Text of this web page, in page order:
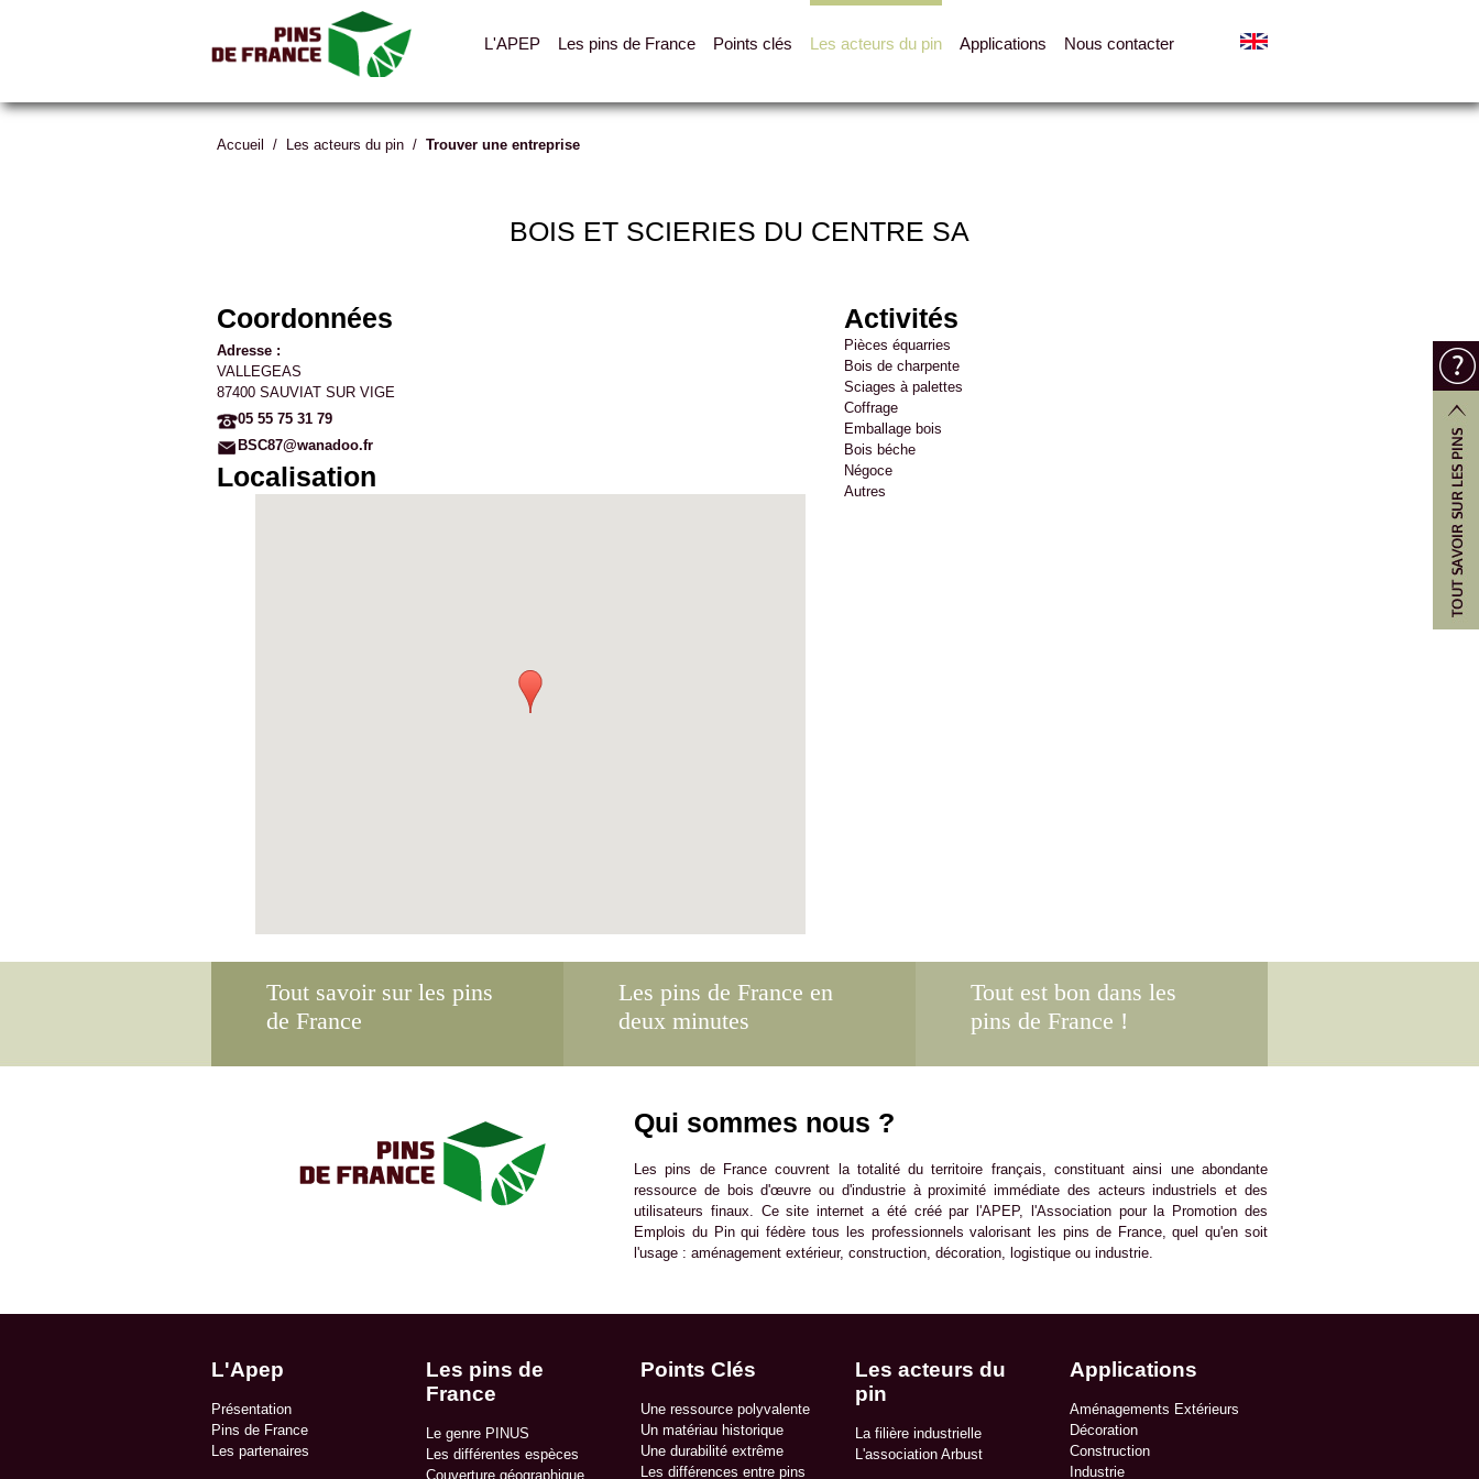
L'APEP Les pins de France Points clés Les acteurs du pin Applications Nous contacter
Accueil / Les acteurs du pin / Trouver une entreprise
BOIS ET SCIERIES DU CENTRE SA
Coordonnées
Adresse :
VALLEGEAS
87400 SAUVIAT SUR VIGE
05 55 75 31 79
BSC87@wanadoo.fr
Localisation
Activités
Pièces équarries
Bois de charpente
Sciages à palettes
Coffrage
Emballage bois
Bois béche
Négoce
Autres
Tout savoir sur les pins
de France
Les pins de France en
deux minutes
Tout est bon dans les
pins de France !
Qui sommes nous ?
Les pins de France couvrent la totalité du territoire français, constituant ainsi une abondante
ressource de bois d'œuvre ou d'industrie à proximité immédiate des acteurs industriels et des
utilisateurs finaux. Ce site internet a été créé par l'APEP, l'Association pour la Promotion des
Emplois du Pin qui fédère tous les professionnels valorisant les pins de France, quel qu'en soit
l'usage : aménagement extérieur, construction, décoration, logistique ou industrie.
L'Apep
Présentation
Pins de France
Les partenaires
Les pins de
France
Le genre PINUS
Les différentes espèces
Couverture géographique
Points Clés
Une ressource polyvalente
Un matériau historique
Une durabilité extrême
Les différences entre pins
Les acteurs du
pin
La filière industrielle
L'association Arbust
Applications
Aménagements Extérieurs
Décoration
Construction
Industrie